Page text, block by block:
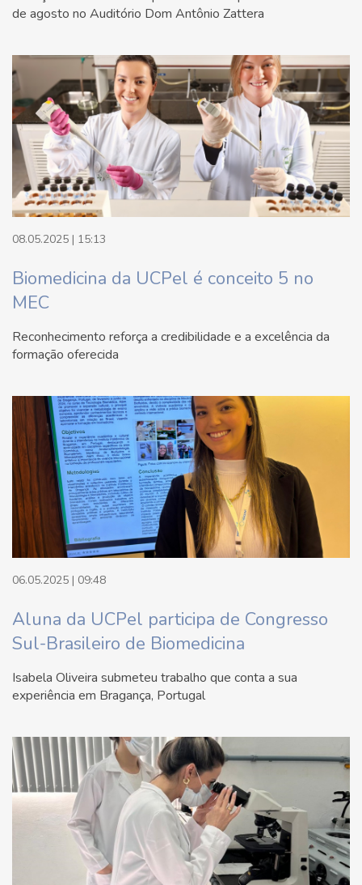
de agosto no Auditório Dom Antônio Zattera
08.05.2025 | 15:13
Biomedicina da UCPel é conceito 5 no
MEC
Reconhecimento reforça a credibilidade e a excelência da
formação oferecida
06.05.2025 | 09:48
Aluna da UCPel participa de Congresso
Sul-Brasileiro de Biomedicina
Isabela Oliveira submeteu trabalho que conta a sua
experiência em Bragança, Portugal